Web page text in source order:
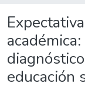
educación